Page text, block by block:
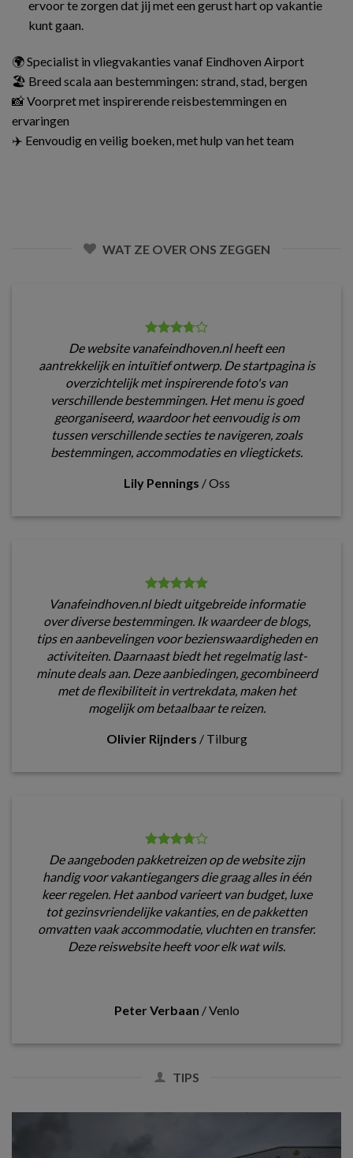
ervoor te zorgen dat jij met een gerust hart op vakantie
kunt gaan.
🌍 Specialist in vliegvakanties vanaf Eindhoven Airport
🏖️ Breed scala aan bestemmingen: strand, stad, bergen
📸 Voorpret met inspirerende reisbestemmingen en
ervaringen
✈️ Eenvoudig en veilig boeken, met hulp van het team
WAT ZE OVER ONS ZEGGEN
De website vanafeindhoven.nl heeft een
aantrekkelijk en intuïtief ontwerp. De startpagina is
overzichtelijk met inspirerende foto's van
verschillende bestemmingen. Het menu is goed
georganiseerd, waardoor het eenvoudig is om
tussen verschillende secties te navigeren, zoals
bestemmingen, accommodaties en vliegtickets.
Lily Pennings /Oss
Vanafeindhoven.nl biedt uitgebreide informatie
over diverse bestemmingen. Ik waardeer de blogs,
tips en aanbevelingen voor bezienswaardigheden en
activiteiten. Daarnaast biedt het regelmatig last-
minute deals aan. Deze aanbiedingen, gecombineerd
met de flexibiliteit in vertrekdata, maken het
mogelijk om betaalbaar te reizen.
Olivier Rijnders / Tilburg
De aangeboden pakketreizen op de website zijn
handig voor vakantiegangers die graag alles in één
keer regelen. Het aanbod varieert van budget, luxe
tot gezinsvriendelijke vakanties, en de pakketten
omvatten vaak accommodatie, vluchten en transfer.
Deze reiswebsite heeft voor elk wat wils.
Peter Verbaan /Venlo
TIPS